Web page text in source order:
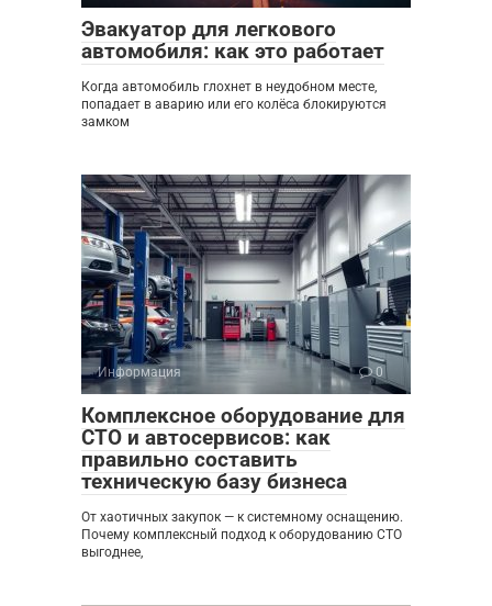
Эвакуатор для легкового
автомобиля: как это работает
Когда автомобиль глохнет в неудобном месте,
попадает в аварию или его колёса блокируются
замком
Информация 0
Комплексное оборудование для
СТО и автосервисов: как
правильно составить
техническую базу бизнеса
От хаотичных закупок — к системному оснащению.
Почему комплексный подход к оборудованию СТО
выгоднее,